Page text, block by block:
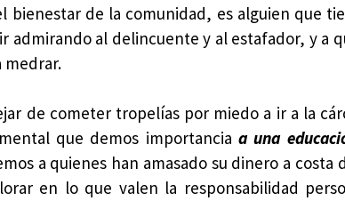
bienestar de la comunidad, es alguien que
admirando al delincuente y al estafador, y a
medrar.
de cometer tropelías por miedo a ir a la
que demos importancia a una
a quienes han amasado su dinero a
en lo que valen la responsabilidad